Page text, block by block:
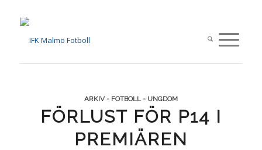
ARKIV - FOTBOLL - UNGDOM
FÖRLUST FÖR P14 I
PREMIÄREN